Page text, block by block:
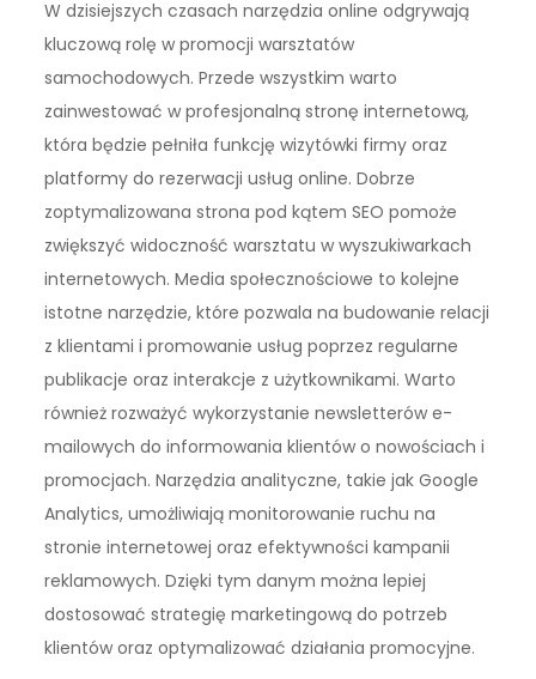
W dzisiejszych czasach narzędzia online odgrywają
kluczową rolę w promocji warsztatów
samochodowych. Przede wszystkim warto
zainwestować w profesjonalną stronę internetową,
która będzie pełniła funkcję wizytówki firmy oraz
platformy do rezerwacji usług online. Dobrze
zoptymalizowana strona pod kątem SEO pomoże
zwiększyć widoczność warsztatu w wyszukiwarkach
internetowych. Media społecznościowe to kolejne
istotne narzędzie, które pozwala na budowanie relacji
z klientami i promowanie usług poprzez regularne
publikacje oraz interakcje z użytkownikami. Warto
również rozważyć wykorzystanie newsletterów e-
mailowych do informowania klientów o nowościach i
promocjach. Narzędzia analityczne, takie jak Google
Analytics, umożliwiają monitorowanie ruchu na
stronie internetowej oraz efektywności kampanii
reklamowych. Dzięki tym danym można lepiej
dostosować strategię marketingową do potrzeb
klientów oraz optymalizować działania promocyjne.